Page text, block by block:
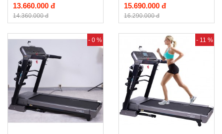
13.660.000 đ
14.360.000 đ
15.690.000 đ
16.290.000 đ
- 0 % - 11 %